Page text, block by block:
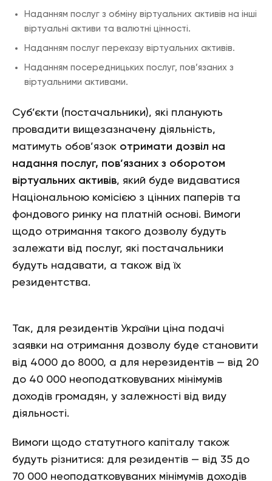
Наданням послуг з обміну віртуальних активів на інші
віртуальні активи та валютні цінності.
Наданням послуг переказу віртуальних активів.
Наданням посередницьких послуг, пов’язаних з
віртуальними активами.
Суб’єкти (постачальники), які планують
провадити вищезазначену діяльність,
матимуть обов’язок отримати дозвіл на
надання послуг, пов’язаних з оборотом
віртуальних активів, який буде видаватися
Національною комісією з цінних паперів та
фондового ринку на платній основі. Вимоги
щодо отримання такого дозволу будуть
залежати від послуг, які постачальники
будуть надавати, а також від їх
резидентства.
Так, для резидентів України ціна подачі
заявки на отримання дозволу буде становити
від 4000 до 8000, а для нерезидентів — від 20
до 40 000 неоподатковуваних мінімумів
доходів громадян, у залежності від виду
діяльності.
Вимоги щодо статутного капіталу також
будуть різнитися: для резидентів — від 35 до
70 000 неоподатковуваних мінімумів доходів